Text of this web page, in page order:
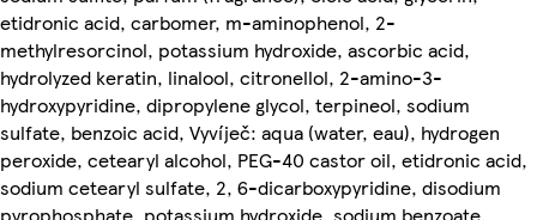
etidronic acid, carbomer, m-aminophenol, 2-
methylresorcinol, potassium hydroxide, ascorbic acid,
hydrolyzed keratin, linalool, citronellol, 2-amino-3-
hydroxypyridine, dipropylene glycol, terpineol, sodium
sulfate, benzoic acid, Vyvíječ: aqua (water, eau), hydrogen
peroxide, cetearyl alcohol, PEG-40 castor oil, etidronic acid,
sodium cetearyl sulfate, 2, 6-dicarboxypyridine, disodium
pyrophosphate, potassium hydroxide, sodium benzoate,